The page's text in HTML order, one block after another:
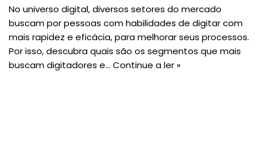
No universo digital, diversos setores do mercado
buscam por pessoas com habilidades de digitar com
mais rapidez e eficácia, para melhorar seus processos.
Por isso, descubra quais são os segmentos que mais
buscam digitadores e… Continue a ler »